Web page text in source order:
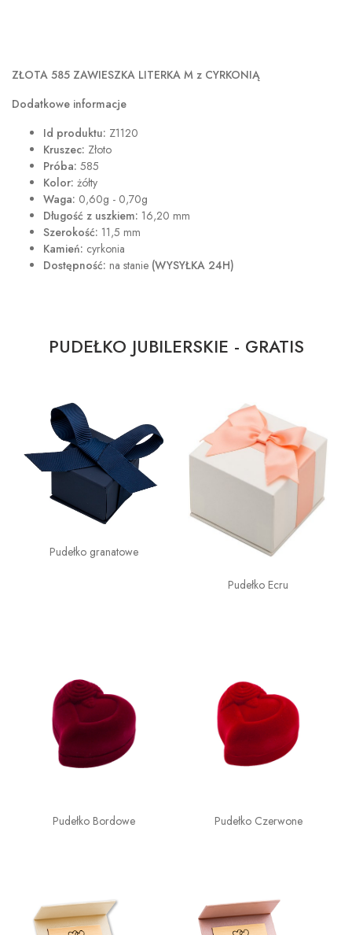
ZŁOTA 585 ZAWIESZKA LITERKA M z CYRKONIĄ
Dodatkowe informacje
Id produktu: Z1120
Kruszec: Złoto
Próba: 585
Kolor: żółty
Waga: 0,60g - 0,70g
Długość z uszkiem: 16,20 mm
Szerokość: 11,5 mm
Kamień: cyrkonia
Dostępność: na stanie (WYSYŁKA 24H)
PUDEŁKO JUBILERSKIE - GRATIS
Pudełko granatowe
Pudełko Ecru
Pudełko Bordowe Pudełko Czerwone